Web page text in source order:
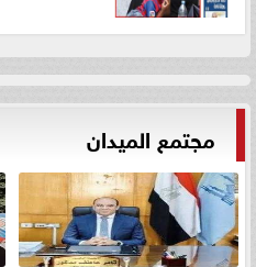
مجتمع الميدان